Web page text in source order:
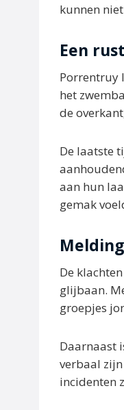
kunnen
Een
Porrentruy
het
de
De laatste
aan hun
gemak
De
glijbaan.
groepjes
Daarnaast
verbaal
incidenten